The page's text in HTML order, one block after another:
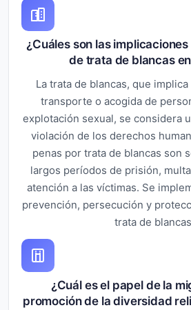
¿Cuáles son las
de trata de blancas
La trata de blancas, que
transporte o acogida de
explotación sexual, se considera
violación de los derechos
penas por trata de blancas son
largos períodos de prisión,
atención a las víctimas. Se
prevención, persecución y
trata de
¿Cuál es el papel de la
promoción de la diversidad